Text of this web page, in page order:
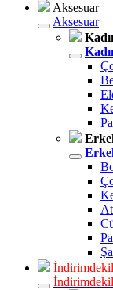
Aksesuar
Aksesuar